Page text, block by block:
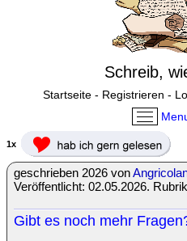
Schreib,
Startseite- Registrieren -
1x
geschrieben 2026 von
Veröffentlicht: 02.05.2026.
Gibt es noch mehr